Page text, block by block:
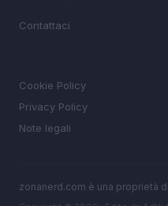
Contattaci
Cookie Policy
Privacy Policy
Note legali
zonanerd.com è una proprietà